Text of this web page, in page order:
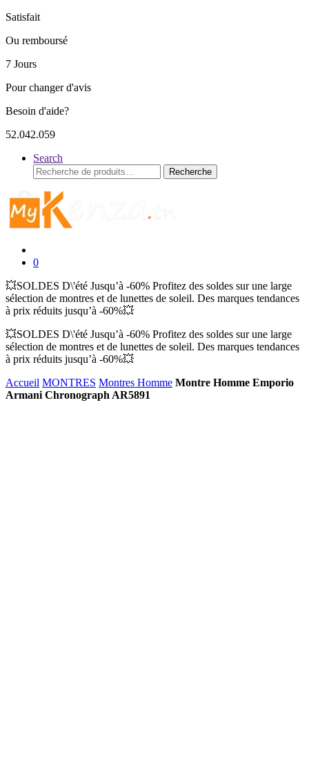
Satisfait
Ou remboursé
7 Jours
Pour changer d'avis
Besoin d'aide?
52.042.059
Search
Recherche
pour :
Recherche
0
💥SOLDES D\'été Jusqu’à -60% Profitez des soldes sur une large
sélection de montres et de lunettes de soleil. Des marques tendances
à prix réduits jusqu’à -60%💥
💥SOLDES D\'été Jusqu’à -60% Profitez des soldes sur une large
sélection de montres et de lunettes de soleil. Des marques tendances
à prix réduits jusqu’à -60%💥
Accueil MONTRES Montres Homme Montre Homme Emporio
Armani Chronograph AR5891